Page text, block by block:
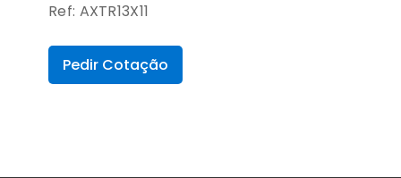
Ref: AXTR13X11
Pedir Cotação